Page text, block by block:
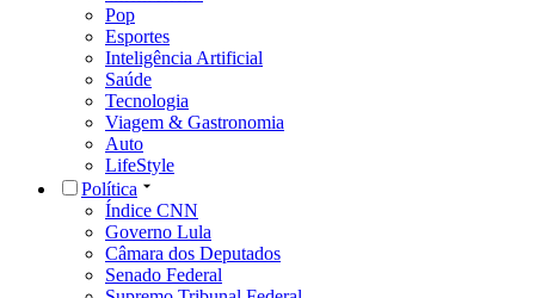
Pop
Esportes
Inteligência Artificial
Saúde
Tecnologia
Viagem & Gastronomia
Auto
LifeStyle
Política
Índice CNN
Governo Lula
Câmara dos Deputados
Senado Federal